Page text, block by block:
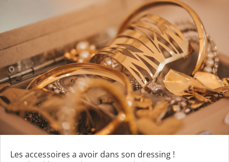
Les accessoires a avoir dans son dressing !